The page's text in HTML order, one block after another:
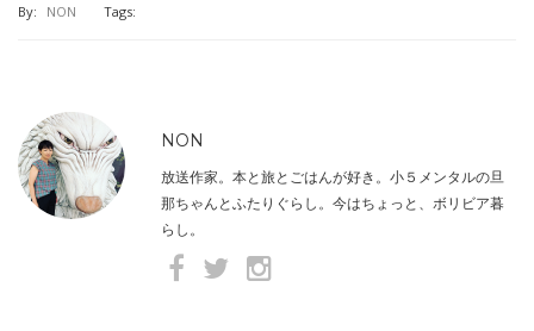
By: NON Tags:
NON
放送作家。本と旅とごはんが好き。小５メンタルの旦
那ちゃんとふたりぐらし。今はちょっと、ボリビア暮
らし。